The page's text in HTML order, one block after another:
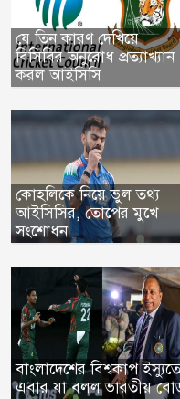
যে তিন কারণ দেখিয়ে
বিসিবির অনুরোধ প্রত্যাখ্যান
করল আইসিসি
কোহলিকে নিয়ে ভুল তথ্য
আইসিসির, তোপের মুখে
সংশোধন
বাংলাদেশের বিশ্বকাপ ইস্যুতে
এবার যা বলল ভারতীয়